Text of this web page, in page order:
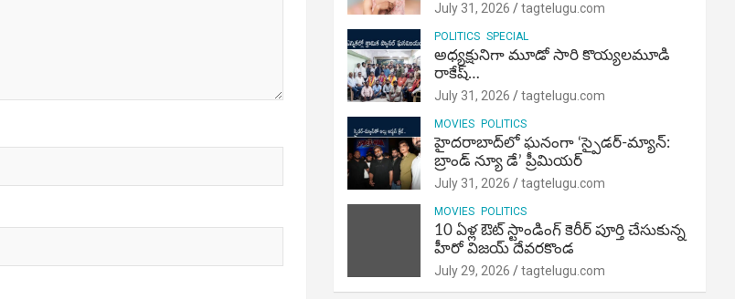
July 31, 2026 tagtelugu.com
POLITICS SPECIAL
అధ్యక్షునిగా మూడో సారి కొయ్యలమూడి
రాకేష్‌…
July 31, 2026 tagtelugu.com
MOVIES POLITICS
హైదరాబాద్‌లో ఘనంగా ‘స్పైడర్-మ్యాన్:
బ్రాండ్ న్యూ డే’ ప్రీమియర్
July 31, 2026 tagtelugu.com
MOVIES POLITICS
10 ఏళ్ల ఔట్ స్టాండింగ్ కెరీర్ పూర్తి చేసుకున్న
హీరో విజయ్ దేవరకొండ
July 29, 2026 tagtelugu.com